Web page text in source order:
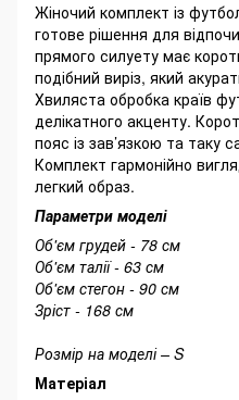
Жіночий комплект із
готове рішення для
прямого силуету має
подібний виріз, який
Хвиляста обробка країв
делікатного акценту.
пояс із зав’язкою та таку
Комплект гармонійно
легкий образ.
Параметри моделі
Об'єм грудей - 78 см
Об'єм талії - 63 см
Об'єм стегон - 90 см
Зріст - 168 см
Розмір на моделі – S
Матеріал